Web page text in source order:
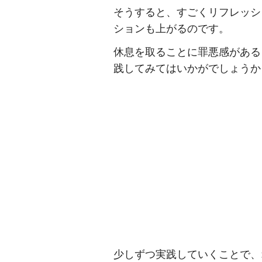
そうすると、すごくリフレッ
ションも上がるのです。
休息を取ることに罪悪感があ
践してみてはいかがでしょう
少しずつ実践していくことで